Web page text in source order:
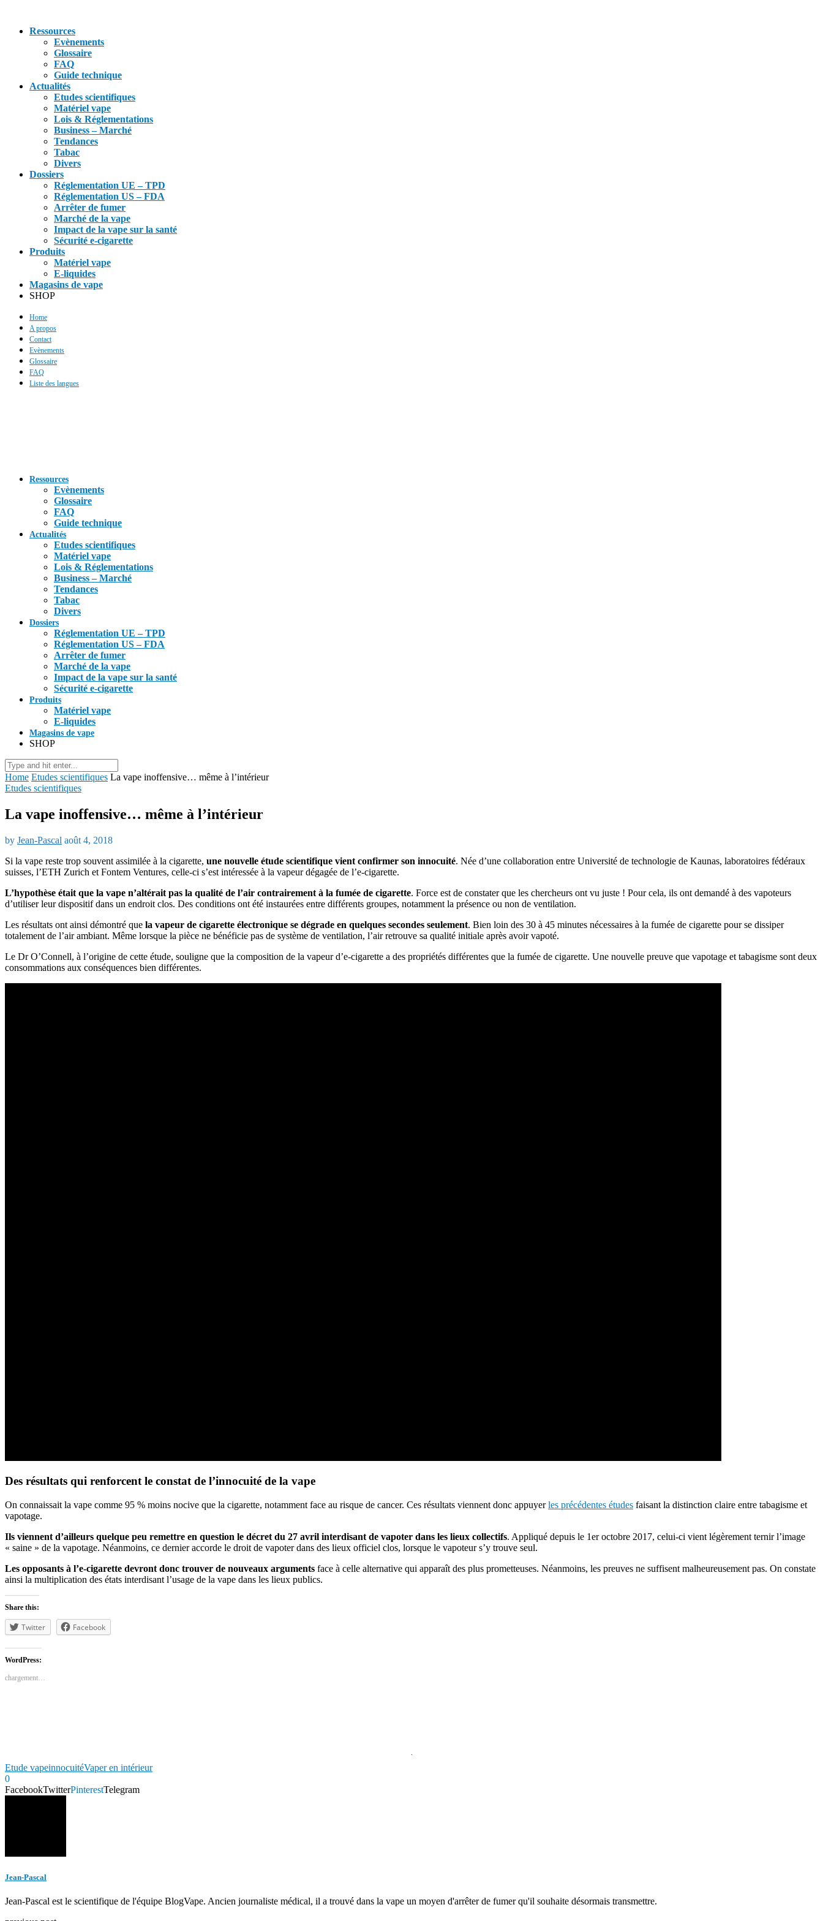
Ressources
Evènements
Glossaire
FAQ
Guide technique
Actualités
Etudes scientifiques
Matériel vape
Lois & Réglementations
Business – Marché
Tendances
Tabac
Divers
Dossiers
Réglementation UE – TPD
Réglementation US – FDA
Arrêter de fumer
Marché de la vape
Impact de la vape sur la santé
Sécurité e-cigarette
Produits
Matériel vape
E-liquides
Magasins de vape
SHOP
Home
A propos
Contact
Evènements
Glossaire
FAQ
Liste des langues
Ressources
Evènements
Glossaire
FAQ
Guide technique
Actualités
Etudes scientifiques
Matériel vape
Lois & Réglementations
Business – Marché
Tendances
Tabac
Divers
Dossiers
Réglementation UE – TPD
Réglementation US – FDA
Arrêter de fumer
Marché de la vape
Impact de la vape sur la santé
Sécurité e-cigarette
Produits
Matériel vape
E-liquides
Magasins de vape
SHOP
Home Etudes scientifiques La vape inoffensive… même à l’intérieur
Etudes scientifiques
La vape inoffensive… même à l’intérieur
by Jean-Pascal août 4, 2018
Si la vape reste trop souvent assimilée à la cigarette, une nouvelle étude scientifique vient confirmer son innocuité. Née d’une collaboration entre Université de technologie de Kaunas, laboratoires fédéraux
suisses, l’ETH Zurich et Fontem Ventures, celle-ci s’est intéressée à la vapeur dégagée de l’e-cigarette.
L’hypothèse était que la vape n’altérait pas la qualité de l’air contrairement à la fumée de cigarette. Force est de constater que les chercheurs ont vu juste ! Pour cela, ils ont demandé à des vapoteurs
d’utiliser leur dispositif dans un endroit clos. Des conditions ont été instaurées entre différents groupes, notamment la présence ou non de ventilation.
Les résultats ont ainsi démontré que la vapeur de cigarette électronique se dégrade en quelques secondes seulement. Bien loin des 30 à 45 minutes nécessaires à la fumée de cigarette pour se dissiper
totalement de l’air ambiant. Même lorsque la pièce ne bénéficie pas de système de ventilation, l’air retrouve sa qualité initiale après avoir vapoté.
Le Dr O’Connell, à l’origine de cette étude, souligne que la composition de la vapeur d’e-cigarette a des propriétés différentes que la fumée de cigarette. Une nouvelle preuve que vapotage et tabagisme sont deux
consommations aux conséquences bien différentes.
Des résultats qui renforcent le constat de l’innocuité de la vape
On connaissait la vape comme 95 % moins nocive que la cigarette, notamment face au risque de cancer. Ces résultats viennent donc appuyerles précédentes études faisant la distinction claire entre tabagisme et
vapotage.
Ils viennent d’ailleurs quelque peu remettre en question le décret du 27 avril interdisant de vapoter dans les lieux collectifs. Appliqué depuis le 1er octobre 2017, celui-ci vient légèrement ternir l’image
« saine » de la vapotage. Néanmoins, ce dernier accorde le droit de vapoter dans des lieux officiel clos, lorsque le vapoteur s’y trouve seul.
Les opposants à l’e-cigarette devront donc trouver de nouveaux arguments face à celle alternative qui apparaît des plus prometteuses. Néanmoins, les preuves ne suffisent malheureusement pas. On constate
ainsi la multiplication des états interdisant l’usage de la vape dans les lieux publics.
Share this:
Twitter Facebook
WordPress:
chargement…
Etude vapeinnocuitéVaper en intérieur
0
FacebookTwitterPinterestTelegram
Jean-Pascal
Jean-Pascal est le scientifique de l'équipe BlogVape. Ancien journaliste médical, il a trouvé dans la vape un moyen d'arrêter de fumer qu'il souhaite désormais transmettre.